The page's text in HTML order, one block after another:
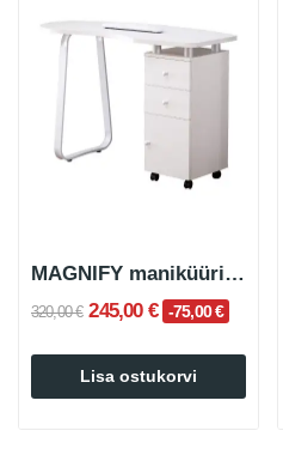
MAGNIFY maniküürilaud riiulitega
320,00 € 245,00 € -75,00 €
Lisa ostukorvi